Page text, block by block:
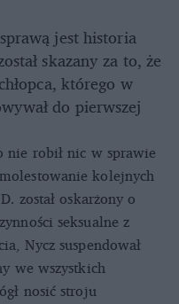
jest historia
skazany za to, że
którego w
do pierwszej
nie robił nic w sprawie
kolejnych
został oskarżony o
seksualne z
Nycz suspendował
we wszystkich
nosić stroju